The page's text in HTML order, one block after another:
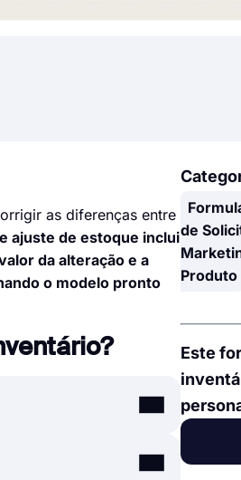
as diferenças entre
ajuste de estoque inclui
da alteração e a
o modelo pronto
alunos ou
de
Produto
Este